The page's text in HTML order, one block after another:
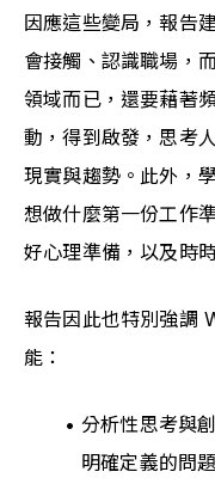
因應這些變局，報告
會接觸、認識職場，
領域而已，還要藉著
動，得到啟發，思考
現實與趨勢。此外，
想做什麼第一份工作
好心理準備，以及時
報告因此也特別強調
能：
分析性思考與
明確定義的問